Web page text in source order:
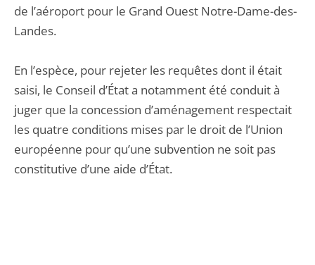
de l’aéroport pour le Grand Ouest Notre-Dame-des-
Landes.
En l’espèce, pour rejeter les requêtes dont il était
saisi, le Conseil d’État a notamment été conduit à
juger que la concession d’aménagement respectait
les quatre conditions mises par le droit de l’Union
européenne pour qu’une subvention ne soit pas
constitutive d’une aide d’État.